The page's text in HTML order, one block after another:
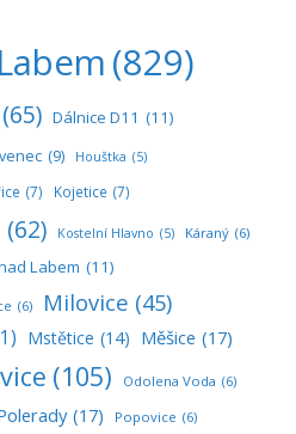
(829)
(65) Dálnice D11 (11)
(9) Houštka (5)
(7) Kojetice (7)
(62) Kostelní Hlavno (5) Káraný (6)
Labem (11)
(6) Milovice (45)
Mstětice (14) Měšice (17)
(105) Odolena Voda (6)
(17) Popovice (6)